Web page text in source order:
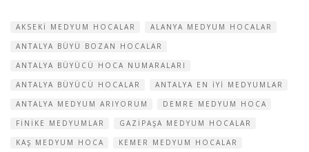
AKSEKI MEDYUM HOCALAR
ALANYA MEDYUM HOCALAR
ANTALYA BÜYÜ BOZAN HOCALAR
ANTALYA BÜYÜCÜ HOCA NUMARALARI
ANTALYA BÜYÜCÜ HOCALAR
ANTALYA EN IYI MEDYUMLAR
ANTALYA MEDYUM ARIYORUM
DEMRE MEDYUM HOCA
FINIKE MEDYUMLAR
GAZIPAŞA MEDYUM HOCALAR
KAŞ MEDYUM HOCA
KEMER MEDYUM HOCALAR